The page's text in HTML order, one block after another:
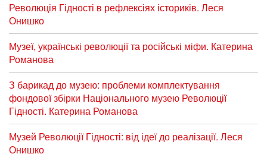
Революція Гідності в рефлексіях істориків. Леся
Онишко
Музеї, українські революції та російські міфи. Катерина
Романова
З барикад до музею: проблеми комплектування
фондової збірки Національного музею Революції
Гідності. Катерина Романова
Музей Революції Гідності: від ідеї до реалізації. Леся
Онишко